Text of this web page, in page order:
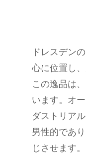
ドレスデン
心に位置し
この逸品は
います。オ
ダストリア
男性的であ
じさせます。